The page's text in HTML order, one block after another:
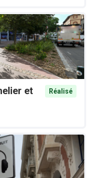
et
Réalisé